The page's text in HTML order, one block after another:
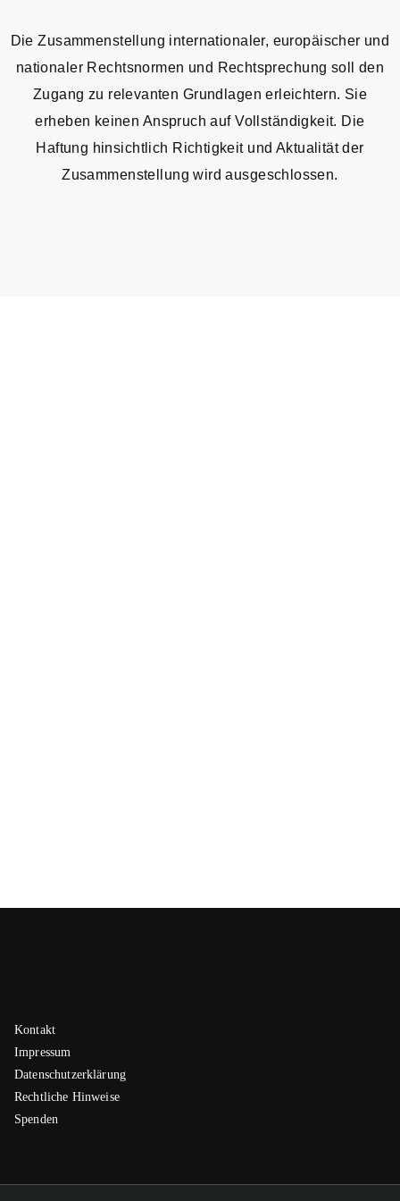
Die Zusammenstellung internationaler, europäischer und
nationaler Rechtsnormen und Rechtsprechung soll den
Zugang zu relevanten Grundlagen erleichtern. Sie
erheben keinen Anspruch auf Vollständigkeit. Die
Haftung hinsichtlich Richtigkeit und Aktualität der
Zusammenstellung wird ausgeschlossen.
Kontakt
Impressum
Datenschutzerklärung
Rechtliche Hinweise
Spenden